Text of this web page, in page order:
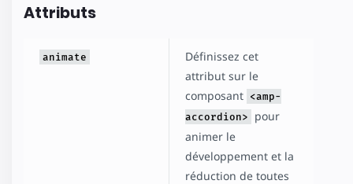
Attributs
animate
Définissez cet
attribut sur le
composant <amp-
accordion>
pour
animer le
développement et la
réduction de toutes